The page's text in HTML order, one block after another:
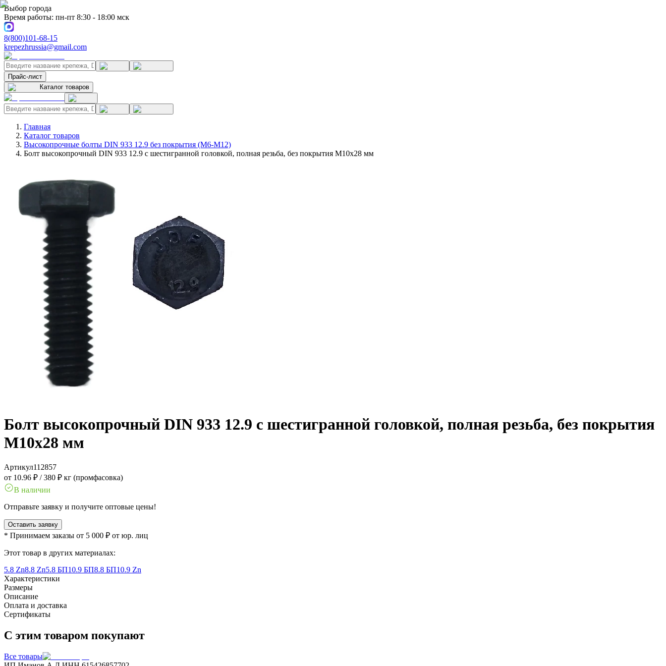
Выбор города
Время работы: пн-пт 8:30 - 18:00 мск
8(800)101-68-15
krepezhrussia@gmail.com
Прайс-лист
Каталог товаров
Главная
Каталог товаров
Высокопрочные болты DIN 933 12.9 без покрытия (M6-M12)
Болт высокопрочный DIN 933 12.9 с шестигранной головкой, полная резьба, без покрытия M10x28 мм
Болт высокопрочный DIN 933 12.9 с шестигранной головкой, полная резьба, без покрытия
M10x28 мм
Артикул112857
от 10.96 ₽ /380 ₽ кг (промфасовка)
В наличии
Отправьте заявку и получите оптовые цены!
Оставить заявку
* Принимаем заказы от 5 000 ₽ от юр. лиц
Этот товар в других материалах:
5.8 Zn8.8 Zn5.8 БП10.9 БП8.8 БП10.9 Zn
Характеристики
Размеры
Описание
Оплата и доставка
Сертификаты
С этим товаром покупают
Все товары